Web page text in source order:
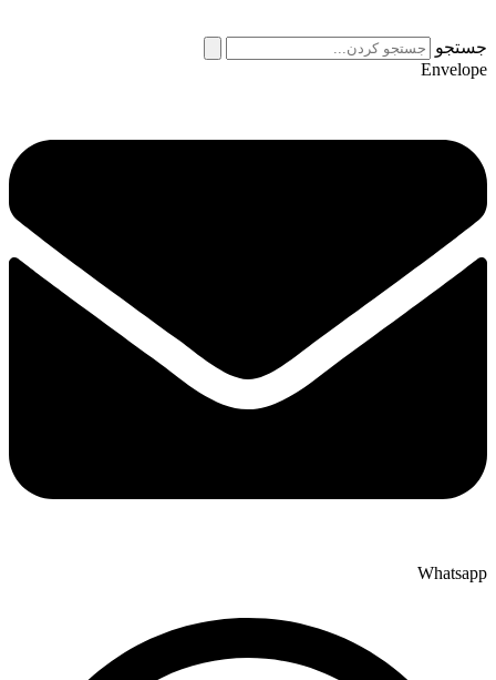
جستجو
Envelope
Whatsapp